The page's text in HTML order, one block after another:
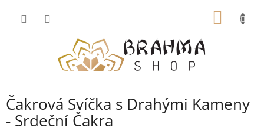
Čakrová Svíčka s Drahými Kameny
- Srdeční Čakra